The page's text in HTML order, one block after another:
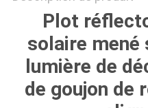
Plot
solaire mené
lumière de
de goujon de